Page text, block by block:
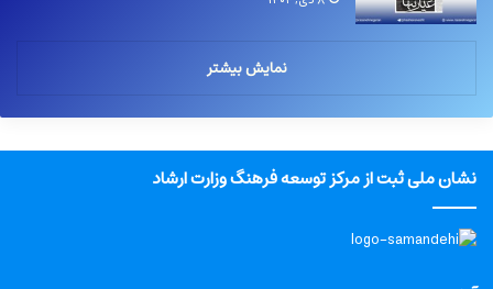
نمایش بیشتر
نشان ملی ثبت از مرکز توسعه فرهنگ وزارت ارشاد